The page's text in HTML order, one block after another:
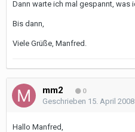
Dann warte ich mal gespannt, was
Bis dann,
Viele Grüße, Manfred.
mm2 0
Geschrieben 15. April 2008
Hallo Manfred,